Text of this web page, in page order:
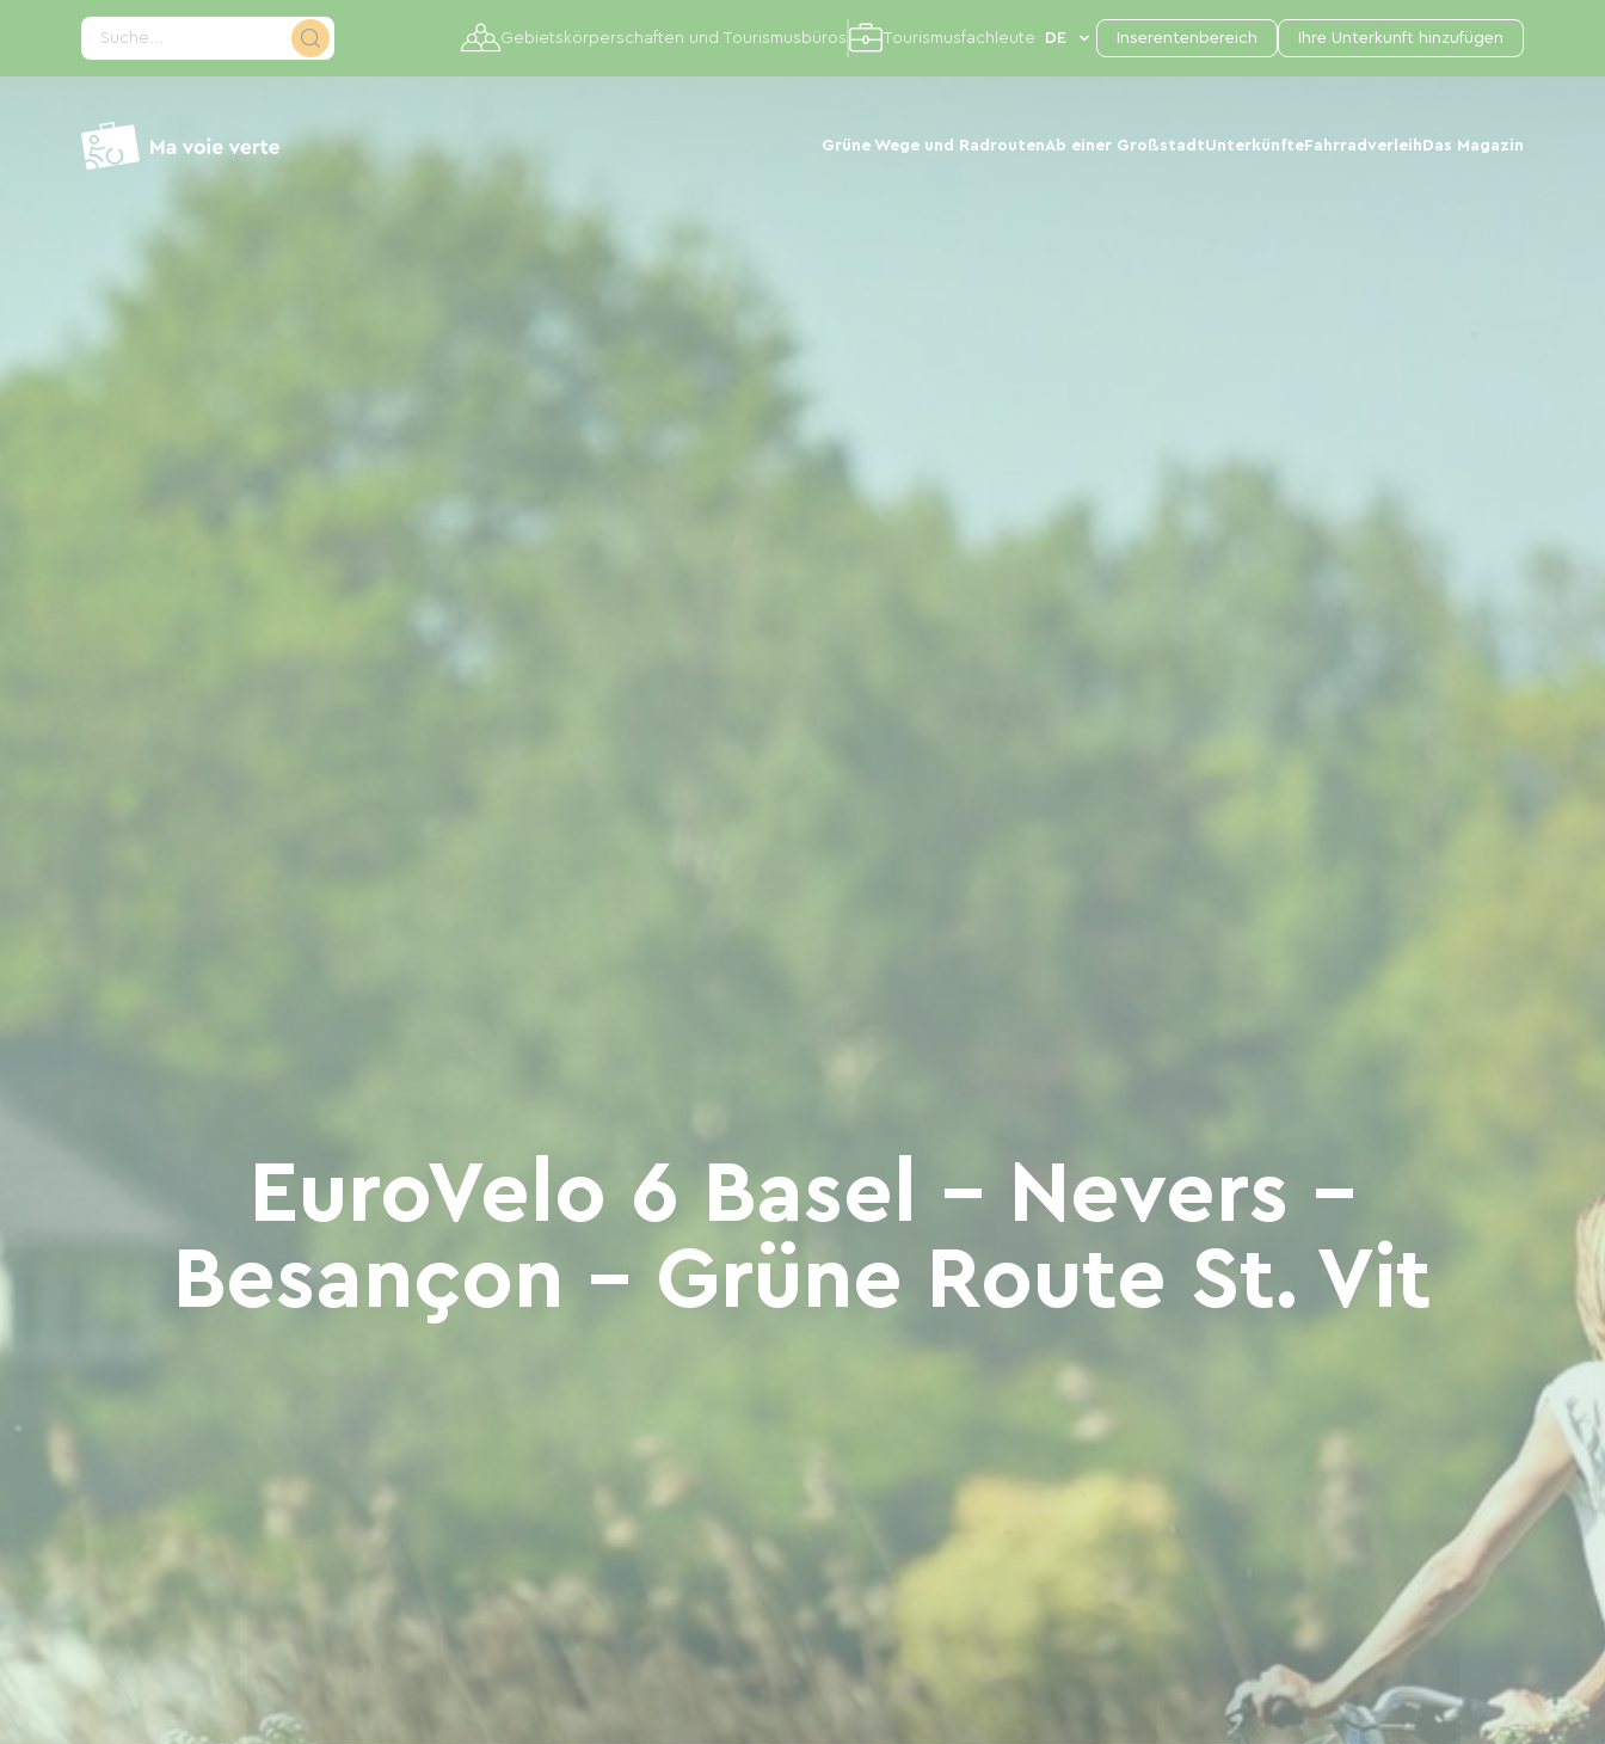
Suche...
Grüne Wege und RadroutenAb einer GroßstadtUnterkünfte Fahrradverleih Das Magazin
Gebietskörperschaften und Tourismusbüros Tourismusfachleute Inserentenbereich Ihre Unterkunft hinzufügen
EuroVelo 6 Basel – Nevers –
Besançon – Grüne Route St. Vit
Cookie-Einstellungen